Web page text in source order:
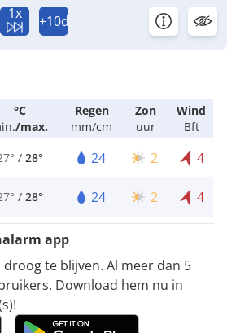
1x +10d
°C
/max.
Regen
mm/cm
Zon
uur
Wind
Bft
/ 28° 24 2 4
/ 28° 24 2 4
app
te blijven. Al meer dan 5
Download hem nu in